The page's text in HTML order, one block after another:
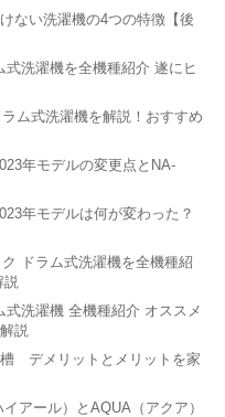
ない洗濯機の4つの特徴【後
式洗濯機を全機種紹介 遂にヒ
ム式洗濯機を解説！おすすめ
年モデルの変更点とNA-
年モデルは何が変わった？
ドラム式洗濯機を全機種紹
説
式洗濯機 全機種紹介 オススメ
説
デメリットとメリットを家
アール）とAQUA（アクア）